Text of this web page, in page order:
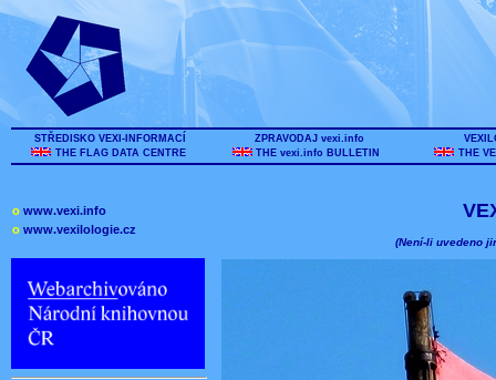
STŘEDISKO VEXI-INFORMACÍ
THE FLAG DATA CENTRE
ZPRAVODAJ vexi.info
THE vexi.info BULLETIN
THE
o www.vexi.info
o www.vexilologie.cz
(Není-li uvedeno